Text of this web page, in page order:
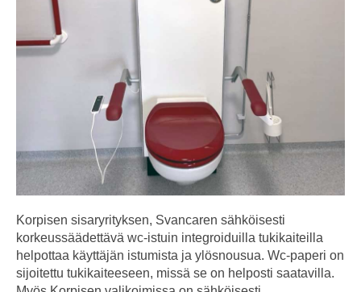
Korpisen sisaryrityksen, Svancaren sähköisesti
korkeussäädettävä wc-istuin integroiduilla tukikaiteilla
helpottaa käyttäjän istumista ja ylösnousua. Wc-paperi on
sijoitettu tukikaiteeseen, missä se on helposti saatavilla.